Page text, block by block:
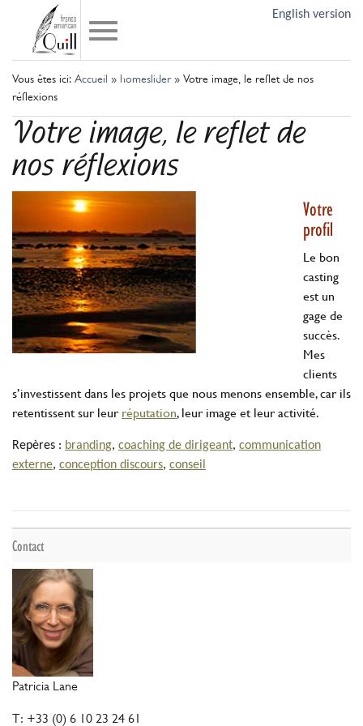
English version
Vous êtes ici: Accueil » homeslider» Votre image, le reflet de nos
réflexions
Votre image, le reflet de
nos réflexions
Votre
profil
Le bon
casting
est un
gage de
succès.
Mes
clients
s’investissent dans les projets que nous menons ensemble, car ils
retentissent sur leurréputation, leur image et leur activité.
Repères : branding, coaching de dirigeant, communication
externe, conception discours, conseil
Contact
Patricia Lane
T: +33 (0) 6 10 23 24 61